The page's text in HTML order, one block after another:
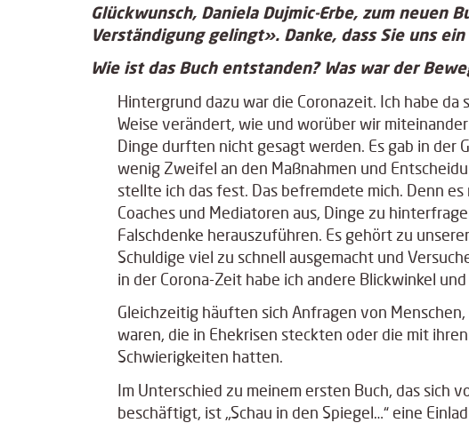
Glückwunsch, Daniela Dujmic-Erbe, zum neuen
Verständigung gelingt». Danke, dass Sie uns
Wie ist das Buch entstanden? Was war der
Hintergrund dazu war die Coronazeit. Ich habe da
Weise verändert, wie und worüber wir
Dinge durften nicht gesagt werden. Es gab in der
wenig Zweifel an den Maßnahmen und
stellte ich das fest. Das befremdete mich. Denn
Coaches und Mediatoren aus, Dinge zu
Falschdenke herauszuführen. Es gehört zu
Schuldige viel zu schnell ausgemacht und
in der Corona-Zeit habe ich andere Blickwinkel
Gleichzeitig häuften sich Anfragen von
waren, die in Ehekrisen steckten oder die mit
Schwierigkeiten hatten.
Im Unterschied zu meinem ersten Buch, das sich
beschäftigt, ist „Schau in den Spiegel…“ eine